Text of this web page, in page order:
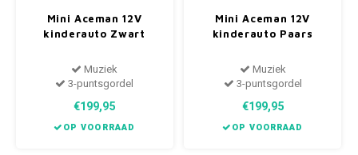
Mini Aceman 12V
kinderauto Zwart
Muziek
3-puntsgordel
€199,95
OP VOORRAAD
Mini Aceman 12V
kinderauto Paars
Muziek
3-puntsgordel
€199,95
OP VOORRAAD